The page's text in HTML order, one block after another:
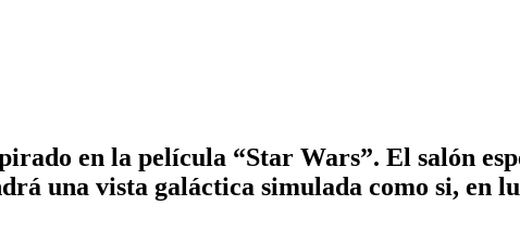
en la película “Star Wars”. El salón
una vista galáctica simulada como si, en